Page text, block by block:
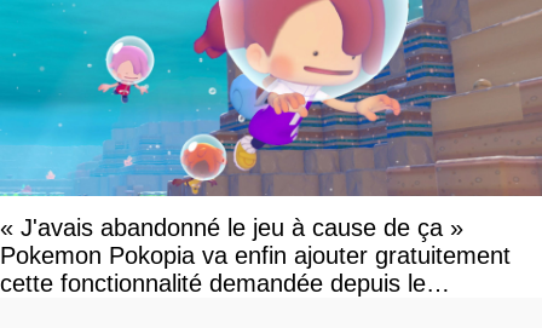
« J'avais abandonné le jeu à cause de ça »
Pokemon Pokopia va enfin ajouter gratuitement
cette fonctionnalité demandée depuis le